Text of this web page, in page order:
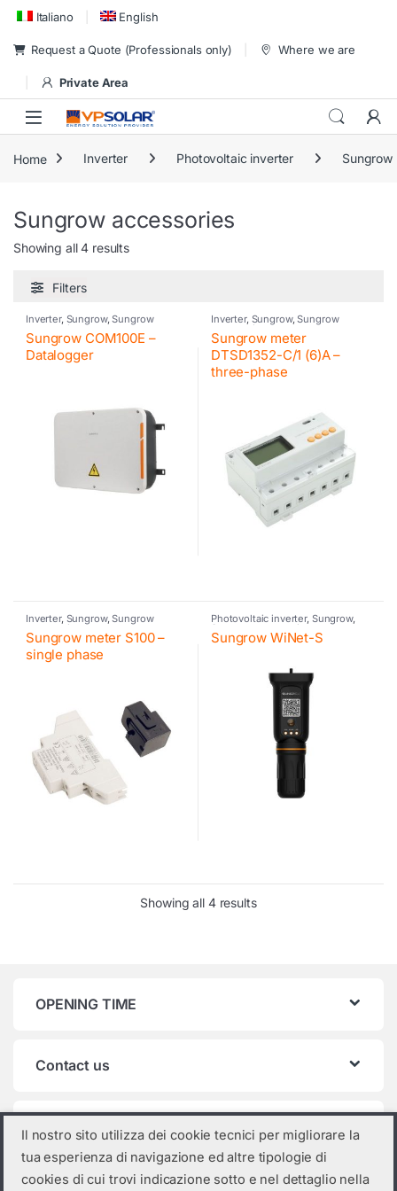
Skip to navigation
Skip to content
Italiano English
Request a Quote (Professionals only) Where we are
Private Area
Home Inverter Photovoltaic inverter Sungrow
Sungrow accessories
Showing all 4 results
Filters
Inverter, Sungrow,Sungrow
accessories
Sungrow COM100E –
Datalogger
Inverter, Sungrow,Sungrow
accessories
Sungrow meter
DTSD1352-C/1 (6)A –
three-phase
Inverter, Sungrow,Sungrow
accessories
Sungrow meter S100 –
single phase
Photovoltaic inverter, Sungrow,
Sungrow accessories
Sungrow WiNet-S
Showing all 4 results
OPENING TIME
Contact us
Product categories
Sungrow accessories
Il nostro sito utilizza dei cookie tecnici per migliorare la
tua esperienza di navigazione ed altre tipologie di
cookies di cui trovi indicazione sotto e nel dettaglio nella